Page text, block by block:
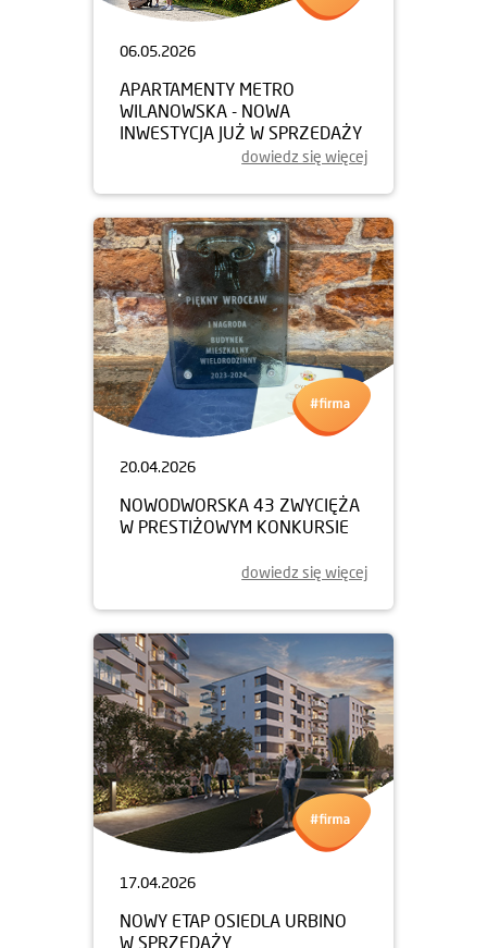
06.05.2026
APARTAMENTY METRO
WILANOWSKA - NOWA
INWESTYCJA JUŻ W SPRZEDAŻY
dowiedz się więcej
20.04.2026
NOWODWORSKA 43 ZWYCIĘŻA
W PRESTIŻOWYM KONKURSIE
dowiedz się więcej
17.04.2026
NOWY ETAP OSIEDLA URBINO
W SPRZEDAŻY